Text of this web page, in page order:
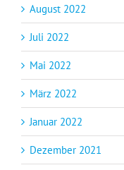
August 2022
Juli 2022
Mai 2022
März 2022
Januar 2022
Dezember 2021